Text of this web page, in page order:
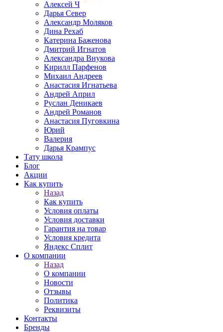
Алексей Ч
Дарья Север
Александр Моляков
Дина Рехаб
Катерина Баженова
Дмитрий Игнатов
Александра Внукова
Кирилл Парфенов
Михаил Андреев
Анастасия Игнатьева
Андрей Април
Руслан Деникаев
Андрей Романов
Анастасия Пуговкина
Юрий
Валерия
Дарья Крампус
Тату школа
Блог
Акции
Как купить
Назад
Как купить
Условия оплаты
Условия доставки
Гарантия на товар
Условия кредита
Яндекс Сплит
О компании
Назад
О компании
Новости
Отзывы
Политика
Реквизиты
Контакты
Бренды